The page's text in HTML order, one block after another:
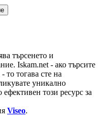
търсенето и
Iskam.net - ако търсите
то тогава сте на
уникално
този ресурс за
Viseo.